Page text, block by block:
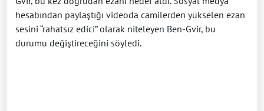
hesabından paylaştığı videoda camilerden yükselen ezan
sesini “rahatsız edici” olarak niteleyen Ben-Gvir, bu
durumu değiştireceğini söyledi.